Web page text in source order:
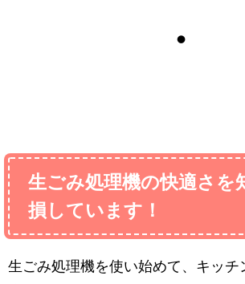
・
生ごみ処理機の快適さを
損しています！
生ごみ処理機を使い始めて、キッチ